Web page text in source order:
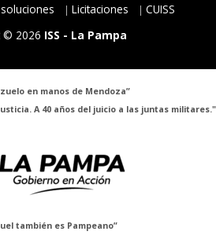
Licitaciones
CUISS
© 2026 ISS - La Pampa
en manos de Mendoza”
A 40 años del juicio a las juntas militares."
también es Pampeano”